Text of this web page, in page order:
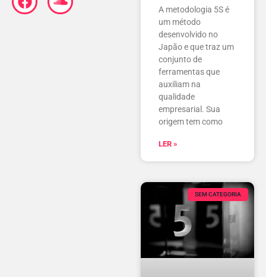
A metodologia 5S é
um método
desenvolvido no
Japão e que traz um
conjunto de
ferramentas que
auxiliam na
qualidade
empresarial. Sua
origem tem como
LER »
SEM CATEGORIA